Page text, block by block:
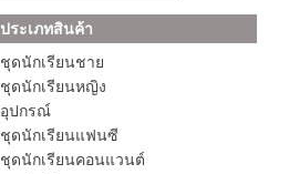
ประเภทสินค้า
ชุดนักเรียนชาย
ชุดนักเรียนหญิง
อุปกรณ์
ชุดนักเรียนแฟนซี
ชุดนักเรียนคอนแวนต์